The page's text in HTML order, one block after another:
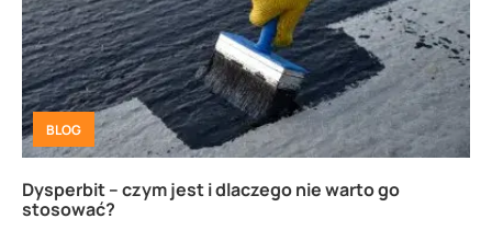
BLOG
Dysperbit – czym jest i dlaczego nie warto go
stosować?